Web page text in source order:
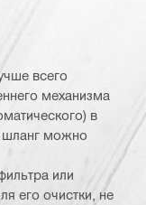
всего
механизма
в
шланг можно
или
его очистки, не